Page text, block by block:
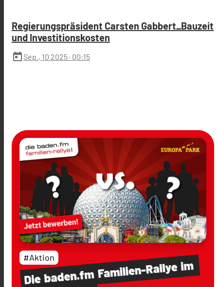
Regierungspräsident Carsten Gabbert_Bauzeit
und Investitionskosten
today Sep., 10 2025 · 00:15
Diebaden.fmFamilien-Rallyeim
#Aktion